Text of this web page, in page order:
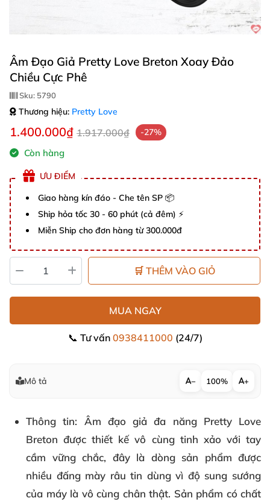
Âm Đạo Giả Pretty Love Breton Xoay Đảo
Chiều Cực Phê
Sku: 5790
Thương hiệu: Pretty Love
1.400.000₫ 1.917.000₫ -27%
Còn hàng
ƯU ĐIỂM
Giao hàng kín đáo - Che tên SP 📦
Ship hỏa tốc 30 - 60 phút (cả đêm) ⚡
Miễn Ship cho đơn hàng từ 300.000đ
🛒 THÊM VÀO GIỎ
MUA NGAY
📞 Tư vấn 0938411000 (24/7)
Mô tả − 100% +
Thông tin: Âm đạo giả đa năng Pretty Love
Breton được thiết kế vô cùng tinh xảo với tay
cầm vững chắc, đây là dòng sản phẩm được
nhiều đấng mày râu tin dùng vì độ sung sướng
của máy là vô cùng chân thật. Sản phẩm có chất